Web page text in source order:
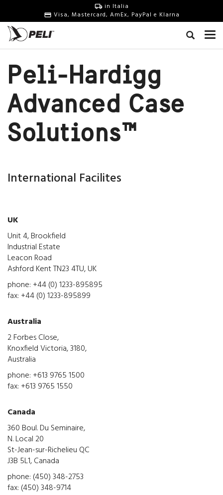
in Italia
Visa, Mastercard, AmEx, PayPal e Klarna
Peli-Hardigg
Advanced Case
Solutions™
International Facilites
UK
Unit 4, Brookfield
Industrial Estate
Leacon Road
Ashford Kent TN23 4TU, UK
phone: +44 (0) 1233-895895
fax: +44 (0) 1233-895899
Australia
2 Forbes Close,
Knoxfield Victoria, 3180,
Australia
phone: +613 9765 1500
fax: +613 9765 1550
Canada
360 Boul. Du Seminaire,
N. Local 20
St-Jean-sur-Richelieu QC
J3B 5L1, Canada
phone: (450) 348-2753
fax: (450) 348-9714